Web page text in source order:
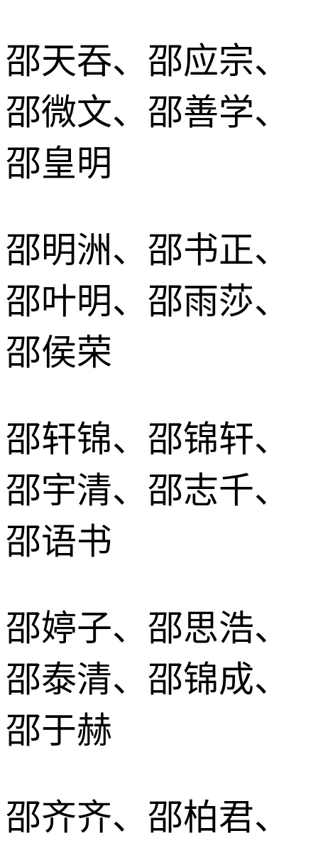
邵天吞、邵应宗、
邵微文、邵善学、
邵皇明
邵明洲、邵书正、
邵叶明、邵雨莎、
邵侯荣
邵轩锦、邵锦轩、
邵宇清、邵志千、
邵语书
邵婷子、邵思浩、
邵泰清、邵锦成、
邵于赫
邵齐齐、邵柏君、